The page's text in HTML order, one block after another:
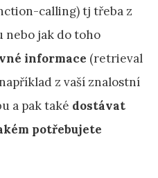
calling) tj třeba z
nebo jak do toho
informace (retrieval
z vaší znalostní
a pak také dostávat
potřebujete